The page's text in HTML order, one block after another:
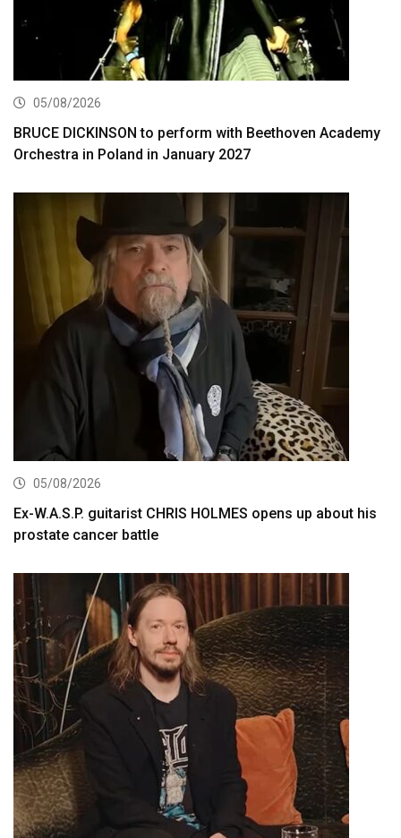
05/08/2026
BRUCE DICKINSON to perform with Beethoven Academy
Orchestra in Poland in January 2027
05/08/2026
Ex-W.A.S.P. guitarist CHRIS HOLMES opens up about his
prostate cancer battle